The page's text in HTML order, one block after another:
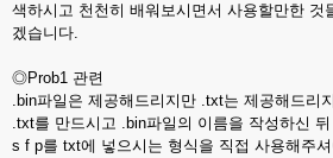
색하시고 천천히 배워보시면서 사용할만한 것
겠습니다.
◎Prob1 관련
.bin파일은 제공해드리지만 .txt는 제공해드리
.txt를 만드시고 .bin파일의 이름을 작성하신 뒤
s f p를 txt에 넣으시는 형식을 직접 사용해주